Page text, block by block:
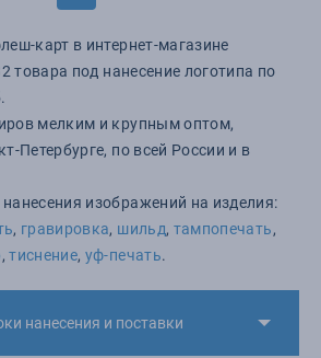
карт в интернет-магазине
товара под нанесение логотипа по
мелким и крупным оптом,
Петербурге, по всей России и в
изображений на изделия:
, гравировка, шильд, тампопечать,
, тиснение, уф-печать.
нанесения и поставки